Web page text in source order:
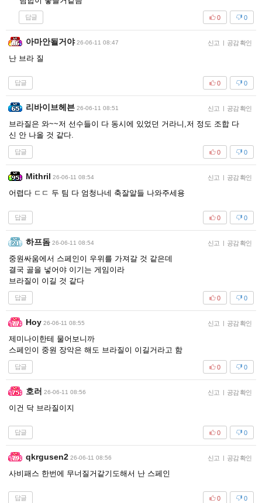
답글 0
0
아마안될거야 26-06-11 08:47 신고 | 공감 확인
난 브라 질
답글 0
0
리바이브헤븐 26-06-11 08:51 신고 | 공감 확인
브라질은 와~~저 선수들이 다 동시에 있었던 거라니,저 정도 조합 다
신 안 나올 것 같다.
답글 0
0
Mithril 26-06-11 08:54 신고 | 공감 확인
어렵다 ㄷㄷ 두 팀 다 엄청나네 축잘알들 나와주세용
답글 0
0
하프돔 26-06-11 08:54 신고 | 공감 확인
중원싸움에서 스페인이 우위를 가져갈 것 같은데
결국 골을 넣어야 이기는 게임이라
브라질이 이길 것 같다
답글 0
0
Hoy 26-06-11 08:55 신고 | 공감 확인
제미나이한테 물어보니까
스페인이 중원 장악은 해도 브라질이 이길거라고 함
답글 0
0
호러 26-06-11 08:56 신고 | 공감 확인
이건 닥 브라질이지
답글 0
0
qkrgusen2 26-06-11 08:56 신고 | 공감 확인
사비패스 한번에 무너질거같기도해서 난 스페인
답글 0
0